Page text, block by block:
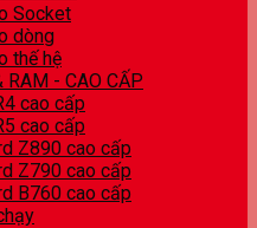
Socket
dòng
thế hệ
RAM - CAO CẤP
cao cấp
cao cấp
Z890 cao cấp
Z790 cao cấp
B760 cao cấp